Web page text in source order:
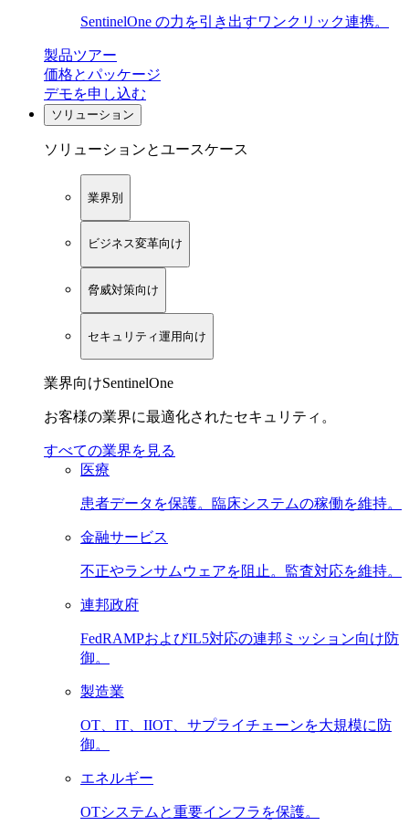
SentinelOne の力を引き出すワンクリック連携。
製品ツアー
価格とパッケージ
デモを申し込む
ソリューション
ソリューションとユースケース
業界別
ビジネス変革向け
脅威対策向け
セキュリティ運用向け
業界向けSentinelOne
お客様の業界に最適化されたセキュリティ。
すべての業界を見る
医療
患者データを保護。臨床システムの稼働を維持。
金融サービス
不正やランサムウェアを阻止。監査対応を維持。
連邦政府
FedRAMPおよびIL5対応の連邦ミッション向け防
御。
製造業
OT、IT、IIOT、サプライチェーンを大規模に防
御。
エネルギー
OTシステムと重要インフラを保護。